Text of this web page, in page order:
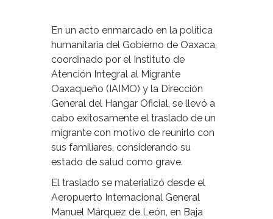
En un acto enmarcado en la política
humanitaria del Gobierno de Oaxaca,
coordinado por el Instituto de
Atención Integral al Migrante
Oaxaqueño (IAIMO) y la Dirección
General del Hangar Oficial, se llevó a
cabo exitosamente el traslado de un
migrante con motivo de reunirlo con
sus familiares, considerando su
estado de salud como grave.
El traslado se materializó desde el
Aeropuerto Internacional General
Manuel Márquez de León, en Baja